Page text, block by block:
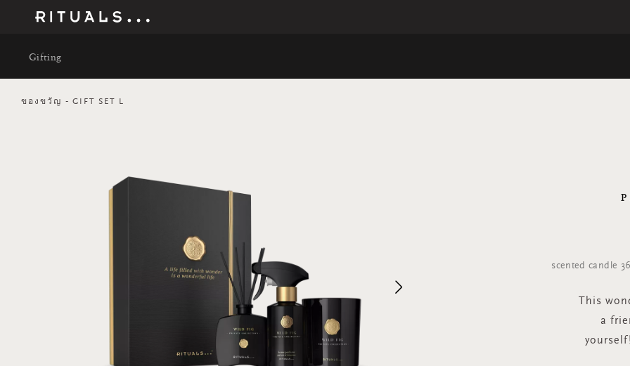
Gifting
ของขวัญ GIFT SET L
scented candle
This
a